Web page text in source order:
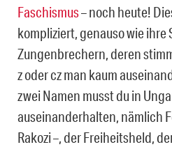
Faschismus– noch heute!
kompliziert, genauso wie ihre
Zungenbrechern, deren
z oder cz man kaum
zwei Namen musst du in
auseinanderhalten, nämlich
Rakozi –, der Freiheitsheld,